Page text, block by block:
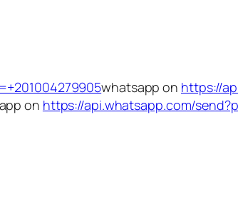
whatsapp on https://
on https://api.whatsapp.com/